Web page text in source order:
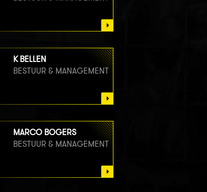
K BELLEN
BESTUUR & MANAGEMENT
MARCO BOGERS
BESTUUR & MANAGEMENT